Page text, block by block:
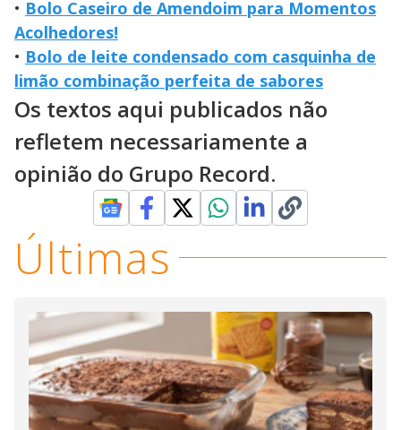
• Bolo Caseiro de Amendoim para Momentos
Acolhedores!
• Bolo de leite condensado com casquinha de
limão combinação perfeita de sabores
Os textos aqui publicados não
refletem necessariamente a
opinião do Grupo Record.
Últimas